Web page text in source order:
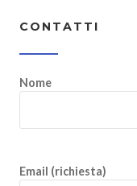
CONTATTI
Nome
Email (richiesta)